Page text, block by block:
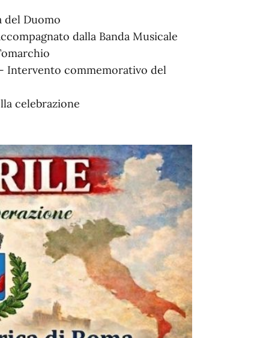
del Duomo
dalla Banda Musicale
Intervento commemorativo del
celebrazione